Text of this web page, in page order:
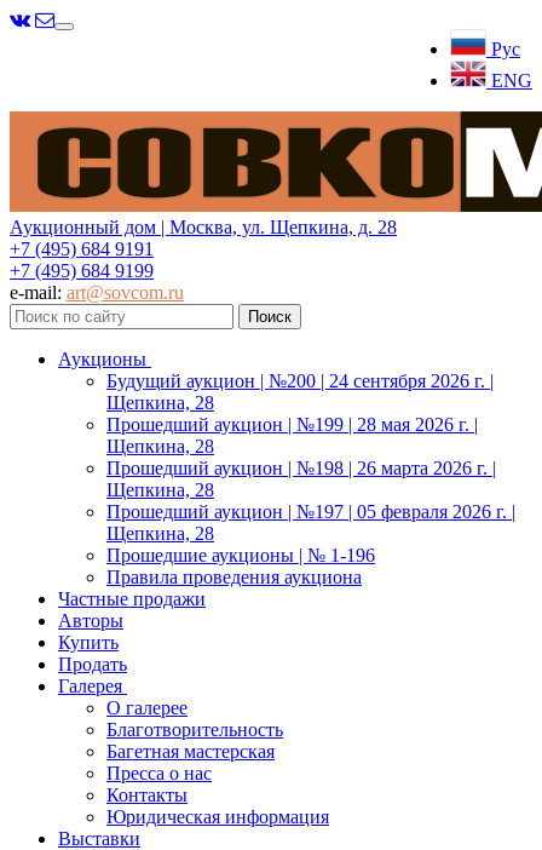
Рус
ENG
Меню
Аукционный дом | Москва, ул. Щепкина, д. 28
+7 (495) 684 9191
+7 (495) 684 9199
e-mail: art@sovcom.ru
Аукционы
Будущий аукцион | №200 | 24 сентября 2026 г. |
Щепкина, 28
Прошедший аукцион | №199 | 28 мая 2026 г. |
Щепкина, 28
Прошедший аукцион | №198 | 26 марта 2026 г. |
Щепкина, 28
Прошедший аукцион | №197 | 05 февраля 2026 г. |
Щепкина, 28
Прошедшие аукционы | № 1-196
Правила проведения аукциона
Частные продажи
Авторы
Купить
Продать
Галерея
О галерее
Благотворительность
Багетная мастерская
Пресса о нас
Контакты
Юридическая информация
Выставки